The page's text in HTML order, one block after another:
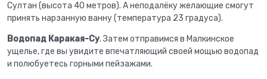
Султан (высота 40 метров). А неподалёку желающие смогут
принять нарзанную ванну (температура 23 градуса).
Водопад Каракая-Су. Затем отправимся в Малкинское
ущелье, где вы увидите впечатляющий своей мощью водопад
и полюбуетесь горными пейзажами.